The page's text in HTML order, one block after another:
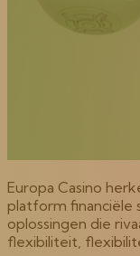
Europa Casino
platform financiële
oplossingen die
flexibiliteit,